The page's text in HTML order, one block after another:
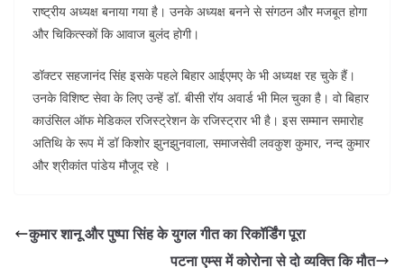
राष्ट्रीय अध्यक्ष बनाया गया है। उनके अध्यक्ष बनने से संगठन और मजबूत होगा
और चिकित्स्कों कि आवाज बुलंद होगी।
डॉक्टर सहजानंद सिंह इसके पहले बिहार आईएमए के भी अध्यक्ष रह चुके हैं।
उनके विशिष्ट सेवा के लिए उन्हें डॉ. बीसी रॉय अवार्ड भी मिल चुका है। वो बिहार
काउंसिल ऑफ मेडिकल रजिस्ट्रेशन के रजिस्ट्रार भी है। इस सम्मान समारोह
अतिथि के रूप में डॉ किशोर झुनझुनवाला, समाजसेवी लवकुश कुमार, नन्द कुमार
और श्रीकांत पांडेय मौजूद रहे ।
कुमार शानू और पुष्पा सिंह के युगल गीत का रिकॉर्डिंग पूरा
पटना एम्स में कोरोना से दो व्यक्ति कि मौत